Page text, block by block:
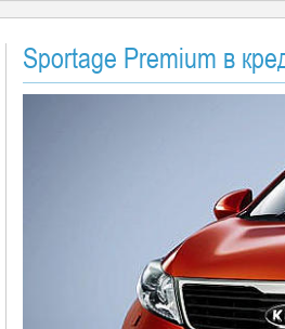
Sportage Premium в